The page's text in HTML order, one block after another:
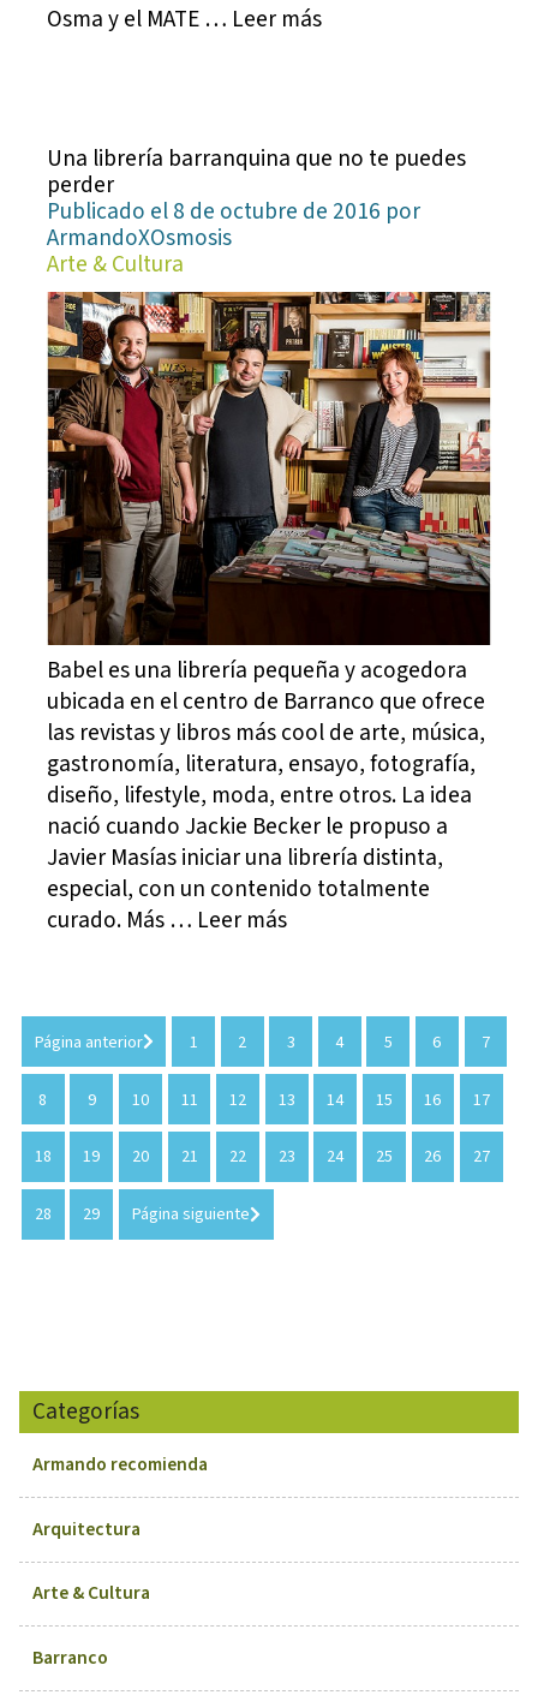
Osma y el MATE … Leer más
Una librería barranquina que no te puedes
perder
Publicado el 8 de octubre de 2016 por
ArmandoXOsmosis
Arte & Cultura
Babel es una librería pequeña y acogedora
ubicada en el centro de Barranco que ofrece
las revistas y libros más cool de arte, música,
gastronomía, literatura, ensayo, fotografía,
diseño, lifestyle, moda, entre otros. La idea
nació cuando Jackie Becker le propuso a
Javier Masías iniciar una librería distinta,
especial, con un contenido totalmente
curado. Más … Leer más
Página anterior 1 2 3 4 5 6 7
8 9 10 11 12 13 14 15 16 17
18 19 20 21 22 23 24 25 26 27
28 29 Página siguiente
Categorías
Armando recomienda
Arquitectura
Arte & Cultura
Barranco